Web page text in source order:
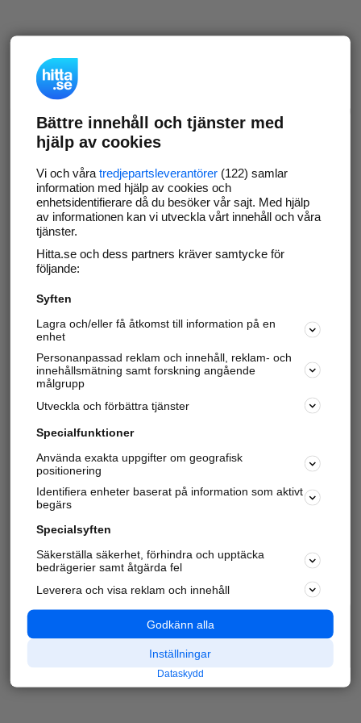
Bättre innehåll och tjänster med
hjälp av cookies
Vi och våra tredjepartsleverantörer(122) samlar
information med hjälp av cookies och
enhetsidentifierare då du besöker vår sajt. Med hjälp
av informationen kan vi utveckla vårt innehåll och våra
tjänster.
Hitta.se och dess partners kräver samtycke för
följande:
Syften
Lagra och/eller få åtkomst till information på en
enhet
Personanpassad reklam och innehåll, reklam- och
innehållsmätning samt forskning angående
målgrupp
Utveckla och förbättra tjänster
Specialfunktioner
Använda exakta uppgifter om geografisk
positionering
Identifiera enheter baserat på information som aktivt
begärs
Specialsyften
Säkerställa säkerhet, förhindra och upptäcka
bedrägerier samt åtgärda fel
Leverera och visa reklam och innehåll
Godkänn alla
Inställningar
Dataskydd